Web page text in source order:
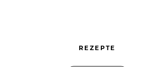
REZEPTE